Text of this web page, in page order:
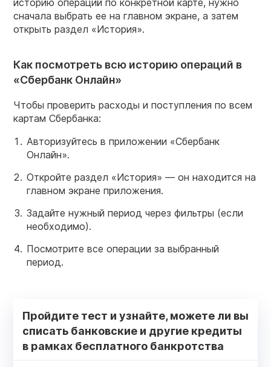
историю операций по конкретной карте, нужно
сначала выбрать ее на главном экране, а затем
открыть раздел «История».
Как посмотреть всю историю операций в
«Сбербанк Онлайн»
Чтобы проверить расходы и поступления по всем
картам Сбербанка:
Авторизуйтесь в приложении «Сбербанк
Онлайн».
Откройте раздел «История» — он находится на
главном экране приложения.
Задайте нужный период через фильтры (если
необходимо).
Посмотрите все операции за выбранный
период.
Пройдите тест и узнайте, можете ли вы
списать банковские и другие кредиты
в рамках бесплатного банкротства